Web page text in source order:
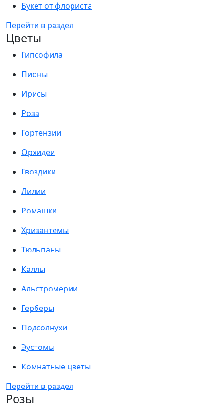
Букет от флориста
Перейти в раздел
Цветы
Гипсофила
Пионы
Ирисы
Роза
Гортензии
Орхидеи
Гвоздики
Лилии
Ромашки
Хризантемы
Тюльпаны
Каллы
Альстромерии
Герберы
Подсолнухи
Эустомы
Комнатные цветы
Перейти в раздел
Розы